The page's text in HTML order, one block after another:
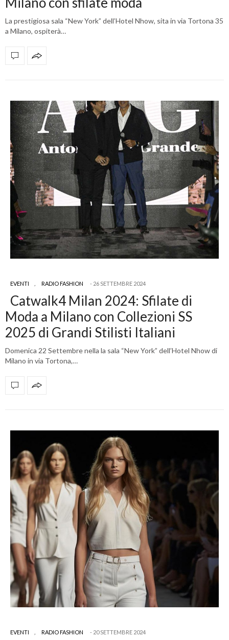
La prestigiosa sala “New York” dell’Hotel Nhow, sita in via Tortona 35
a Milano, ospiterà…
EVENTI , RADIO FASHION 26 SETTEMBRE 2024
Catwalk4 Milan 2024: Sfilate di
Moda a Milano con Collezioni SS
2025 di Grandi Stilisti Italiani
Domenica 22 Settembre nella la sala “New York” dell’Hotel Nhow di
Milano in via Tortona,…
EVENTI , RADIO FASHION 20 SETTEMBRE 2024